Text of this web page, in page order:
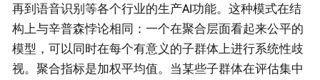
再到语音识别等各个行业的生产AI功能。这种模式在结
构上与辛普森悖论相同：一个在聚合层面看起来公平的
模型，可以同时在每个有意义的子群体上进行系统性歧
视。聚合指标是加权平均值。当某些子群体在评估集中